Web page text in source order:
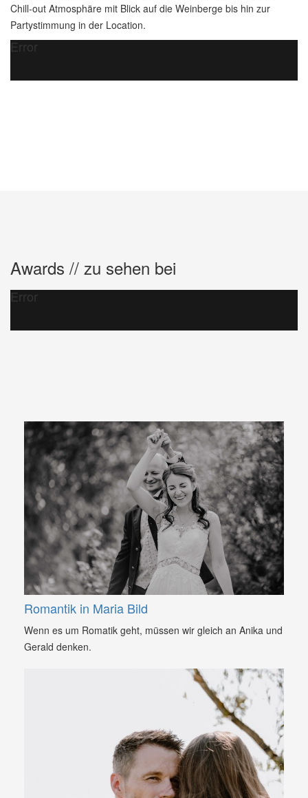
Chill-out Atmosphäre mit Blick auf die Weinberge bis hin zur
Partystimmung in der Location.
Error
Awards // zu sehen bei
Error
Romantik in Maria Bild
Wenn es um Romatik geht, müssen wir gleich an Anika und
Gerald denken.